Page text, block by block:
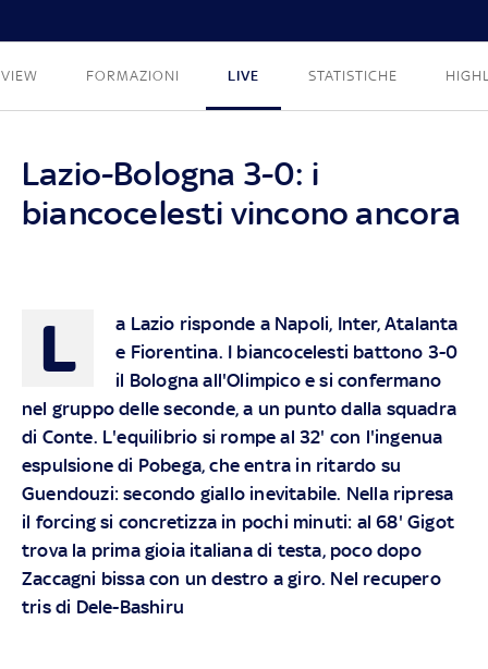
FORMAZIONI LIVE STATISTICHE
Lazio-Bologna 3-0: i
biancocelesti vincono ancora
L
a Lazio risponde a Napoli, Inter, Atalanta
e Fiorentina. I biancocelesti battono 3-0
il Bologna all'Olimpico e si confermano
nel gruppo delle seconde, a un punto dalla squadra
di Conte. L'equilibrio si rompe al 32' con l'ingenua
espulsione di Pobega, che entra in ritardo su
Guendouzi: secondo giallo inevitabile. Nella ripresa
il forcing si concretizza in pochi minuti: al 68' Gigot
trova la prima gioia italiana di testa, poco dopo
Zaccagni bissa con un destro a giro. Nel recupero
tris di Dele-Bashiru